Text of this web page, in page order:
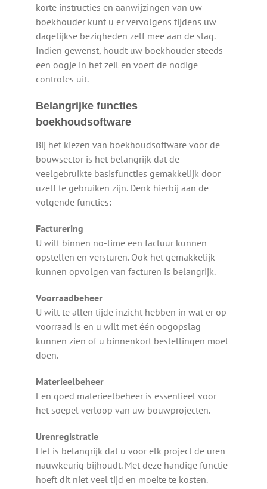
korte instructies en aanwijzingen van uw
boekhouder kunt u er vervolgens tijdens uw
dagelijkse bezigheden zelf mee aan de slag.
Indien gewenst, houdt uw boekhouder steeds
een oogje in het zeil en voert de nodige
controles uit.
Belangrijke functies
boekhoudsoftware
Bij het kiezen van boekhoudsoftware voor de
bouwsector is het belangrijk dat de
veelgebruikte basisfuncties gemakkelijk door
uzelf te gebruiken zijn. Denk hierbij aan de
volgende functies:
Facturering
U wilt binnen no-time een factuur kunnen
opstellen en versturen. Ook het gemakkelijk
kunnen opvolgen van facturen is belangrijk.
Voorraadbeheer
U wilt te allen tijde inzicht hebben in wat er op
voorraad is en u wilt met één oogopslag
kunnen zien of u binnenkort bestellingen moet
doen.
Materieelbeheer
Een goed materieelbeheer is essentieel voor
het soepel verloop van uw bouwprojecten.
Urenregistratie
Het is belangrijk dat u voor elk project de uren
nauwkeurig bijhoudt. Met deze handige functie
hoeft dit niet veel tijd en moeite te kosten.